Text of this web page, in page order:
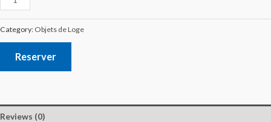
Category: Objets de Loge
Reserver
Reviews (0)